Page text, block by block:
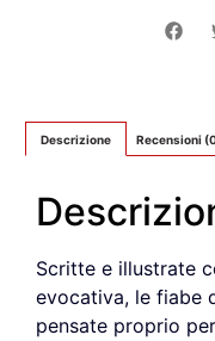
Descrizione Recensioni
Scritte e illustrate
evocativa, le fiabe
pensate proprio